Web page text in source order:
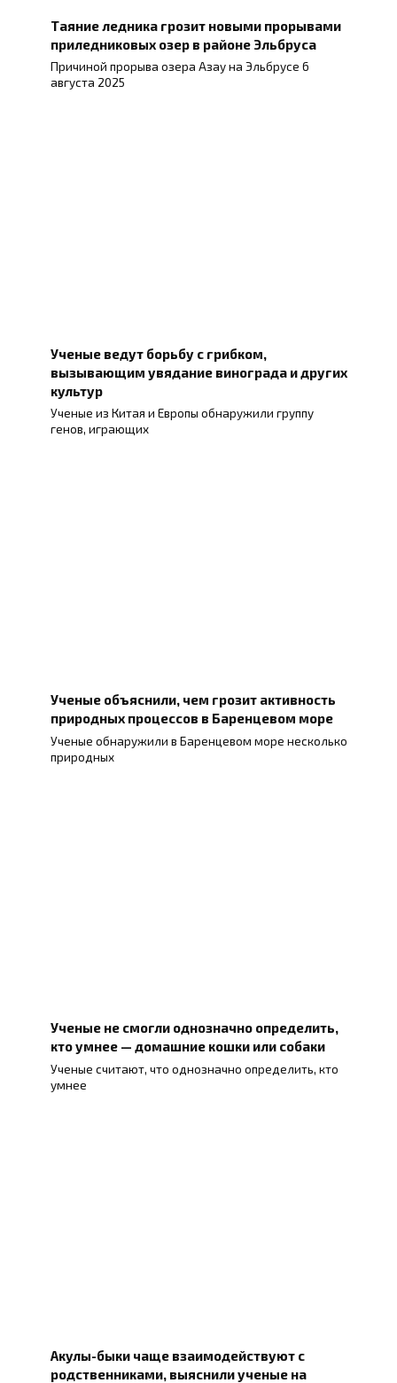
Таяние ледника грозит новыми прорывами
приледниковых озер в районе Эльбруса
Причиной прорыва озера Азау на Эльбрусе 6
августа 2025
Ученые ведут борьбу с грибком,
вызывающим увядание винограда и других
культур
Ученые из Китая и Европы обнаружили группу
генов, играющих
Ученые объяснили, чем грозит активность
природных процессов в Баренцевом море
Ученые обнаружили в Баренцевом море несколько
природных
Ученые не смогли однозначно определить,
кто умнее — домашние кошки или собаки
Ученые считают, что однозначно определить, кто
умнее
Акулы-быки чаще взаимодействуют с
родственниками, выяснили ученые на